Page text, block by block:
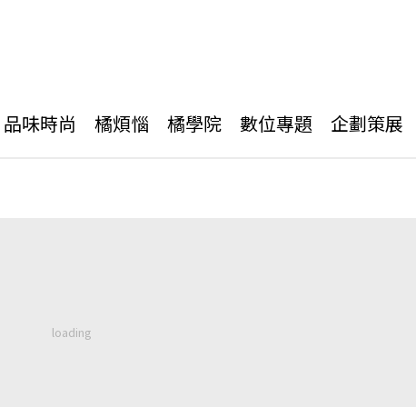
品味時尚 橘煩惱 橘學院 數位專題 企劃策展